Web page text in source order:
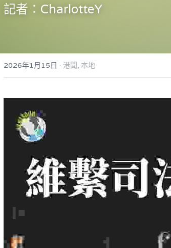
記者：CharlotteY
2026年1月15日 · 港聞, 本地